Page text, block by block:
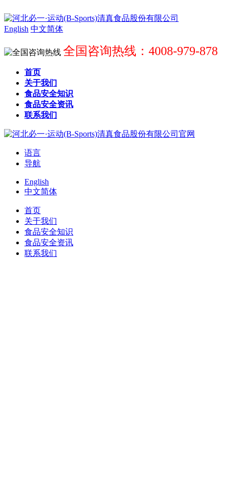
English 中文简体
全国咨询热线：4008-979-878
首页
关于我们
食品安全知识
食品安全资讯
联系我们
语言
导航
English
中文简体
首页
关于我们
食品安全知识
食品安全资讯
联系我们